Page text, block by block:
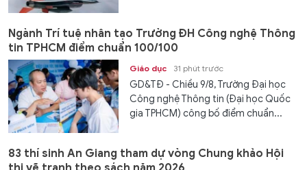
Ngành Trí tuệ nhân tạo Trường ĐH Công nghệ Thông
tin TPHCM điểm chuẩn 100/100
Giáo dục 31 phút trước
GD&TĐ - Chiều 9/8, Trường Đại học
Công nghệ Thông tin (Đại học Quốc
gia TPHCM) công bố điểm chuẩn...
83 thí sinh An Giang tham dự vòng Chung khảo Hội